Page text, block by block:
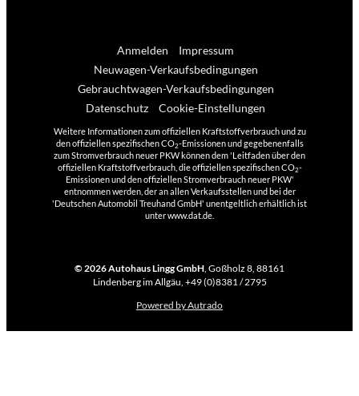
Anmelden
Impressum
Neuwagen-Verkaufsbedingungen
Gebrauchtwagen-Verkaufsbedingungen
Datenschutz
Cookie-Einstellungen
Weitere Informationen zum offiziellen Kraftstoffverbrauch und zu
den offiziellen spezifischen CO2-Emissionen und gegebenenfalls
zum Stromverbrauch neuer PKW können dem 'Leitfaden über den
offiziellen Kraftstoffverbrauch, die offiziellen spezifischen CO2-
Emissionen und den offiziellen Stromverbrauch neuer PKW'
entnommen werden, der an allen Verkaufsstellen und bei der
'Deutschen Automobil Treuhand GmbH' unentgeltlich erhältlich ist
unter www.dat.de.
© 2026Autohaus Lingg GmbH Goßholz 8 88161
Lindenberg im Allgäu, +49 (0)8381 / 2795
Powered by Autrado